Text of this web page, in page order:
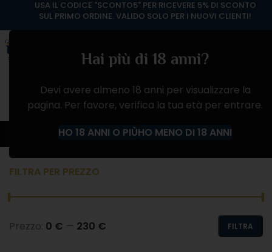
Hai più di 18 anni?
Devi avere almeno 18 anni per visualizzare la
pagina. Per favore, verifica la tua età per entrare.
HO 18 ANNI O PIÙHO MENO DI 18 ANNI
ROSÉ
FILTRA PER PREZZO
FILTRA
Prezzo: 0 € — 230 €
USA IL CODICE "SCONTO5" PER RICEVERE 5% DI SCONTO
SUL PRIMO ORDINE. VALIDO SOLO PER I NUOVI CLIENTI!